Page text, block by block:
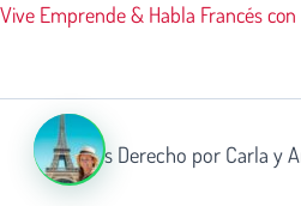
Vive Emprende & Habla Francés con
Todos los Derecho por Carla y